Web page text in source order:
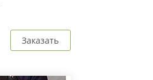
Заказать